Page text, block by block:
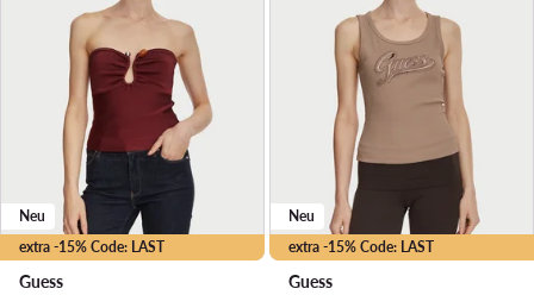
extra -15% Code: LAST
Neu
Guess
extra -15% Code: LAST
Neu
Guess